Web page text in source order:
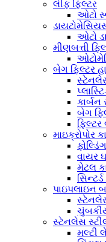
લીફ ફિલ્ટર
ઓટો
ઓટો
મીણબત્તી
બેગ ફિલ્ટર
કાર્બન
બેગ
માઇક્રોપોર
વાયર
મેટલ
પાઇપલાઇન
સ્ટેનલેસ
મલ્ટી